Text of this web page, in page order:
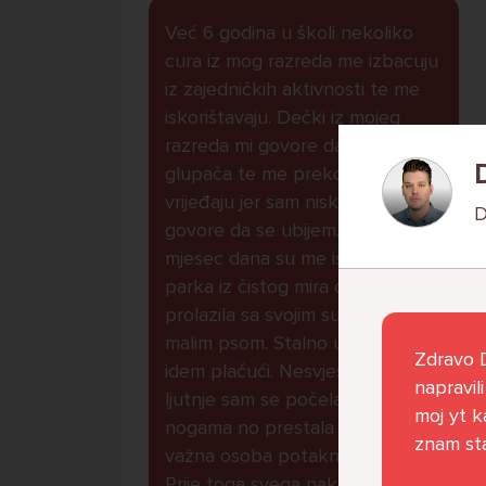
Već 6 godina u školi nekoliko
cura iz mog razreda me izbacuju
iz zajedničkih aktivnosti te me
iskorištavaju. Dečki iz mojeg
razreda mi govore da sam
glupača te me preko discorda
vrijeđaju jer sam niska te mi
govore da se ubijem. Prije
mjesec dana su me istukli kod
parka iz čistog mira dok sam
prolazila sa svojim susjedama i
malim psom. Stalno u krevet
idem plačući. Nesvjesno te zbog
ljutnje sam se počela tući po
nogama no prestala sam jer me
važna osoba potaknula na to.
Zdravo
moj yt
znam